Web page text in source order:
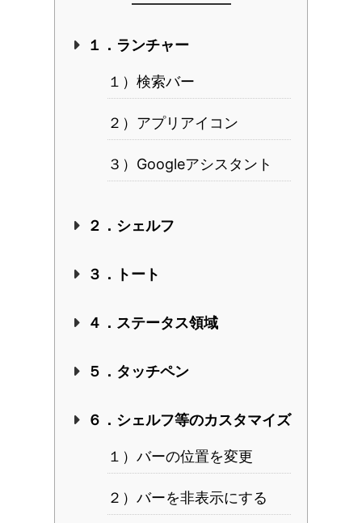
１．ランチャー
１）検索バー
２）アプリアイコン
３）Googleアシスタント
２．シェルフ
３．トート
４．ステータス領域
５．タッチペン
６．シェルフ等のカスタマイズ
１）バーの位置を変更
２）バーを非表示にする